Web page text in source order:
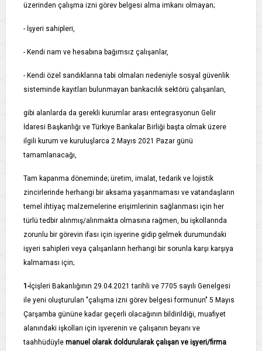
üzerinden çalışma izni görev belgesi alma imkanı olmayan;
- İşyeri sahipleri,
- Kendi nam ve hesabına bağımsız çalışanlar,
- Kendi özel sandıklarına tabi olmaları nedeniyle sosyal güvenlik
sisteminde kayıtları bulunmayan bankacılık sektörü çalışanları,
gibi alanlarda da gerekli kurumlar arası entegrasyonun Gelir
İdaresi Başkanlığı ve Türkiye Bankalar Birliği başta olmak üzere
ilgili kurum ve kuruluşlarca 2 Mayıs 2021 Pazar günü
tamamlanacağı,
Tam kapanma döneminde; üretim, imalat, tedarik ve lojistik
zincirlerinde herhangi bir aksama yaşanmaması ve vatandaşların
temel ihtiyaç malzemelerine erişimlerinin sağlanması için her
türlü tedbir alınmış/alınmakta olmasına rağmen, bu işkollarında
zorunlu bir görevin ifası için işyerine gidip gelmek durumundaki
işyeri sahipleri veya çalışanların herhangi bir sorunla karşı karşıya
kalmaması için;
1-İçişleri Bakanlığının 29.04.2021 tarihli ve 7705 sayılı Genelgesi
ile yeni oluşturulan "çalışma izni görev belgesi formunun" 5 Mayıs
Çarşamba gününe kadar geçerli olacağının bildirildiği, muafiyet
alanındaki işkolları için işverenin ve çalışanın beyanı ve
taahhüdüyle manuel olarak doldurularak çalışan ve işyeri/firma